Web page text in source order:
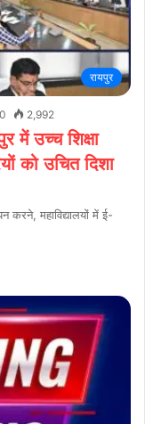
रायपुर
0 2,992
में उच्च शिक्षा
को उचित दिशा
करने, महाविद्यालयों में ई-